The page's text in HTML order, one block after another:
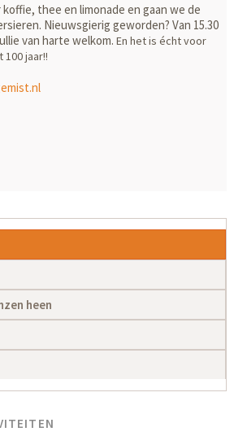
koffie, thee en limonade en gaan we de
Nieuwsgierig geworden? Van 15.30
van harte welkom. En het is écht voor
jaar!!
heen